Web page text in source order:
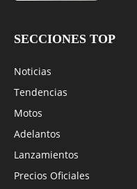
SECCIONES TOP
Noticias
Tendencias
Motos
Adelantos
Lanzamientos
Precios Oficiales